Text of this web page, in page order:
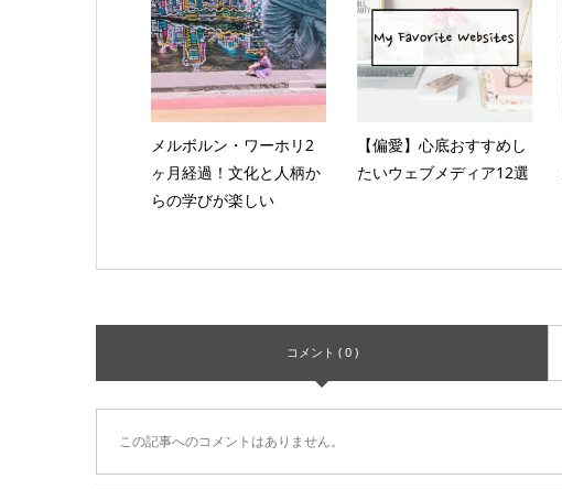
メルボルン・ワーホリ2
ヶ月経過！文化と人柄か
らの学びが楽しい
【偏愛】心底おすすめし
たいウェブメディア12選
コメント ( 0 )
この記事へのコメントはありません。